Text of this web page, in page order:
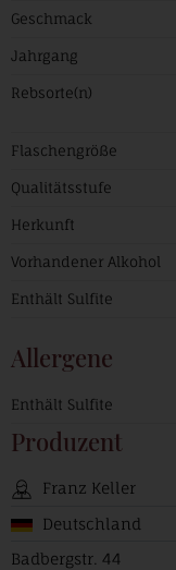
Geschmack
Jahrgang
Rebsorte(n)
Flaschengröße
Qualitätsstufe
Herkunft
Vorhandener Alkohol
Enthält Sulfite
Allergene
Enthält Sulfite
Produzent
Franz Keller
Deutschland
Badbergstr. 44